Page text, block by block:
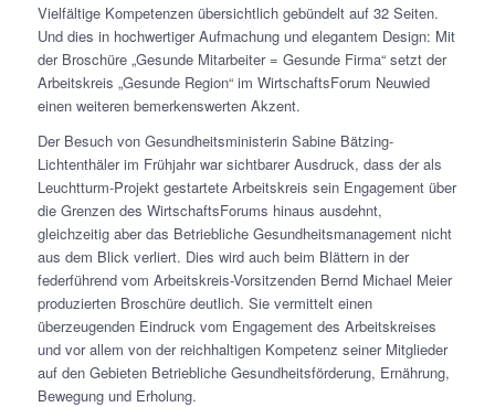
Vielfältige Kompetenzen übersichtlich gebündelt auf 32 Seiten.
Und dies in hochwertiger Aufmachung und elegantem Design: Mit
der Broschüre „Gesunde Mitarbeiter = Gesunde Firma“ setzt der
Arbeitskreis „Gesunde Region“ im WirtschaftsForum Neuwied
einen weiteren bemerkenswerten Akzent.
Der Besuch von Gesundheitsministerin Sabine Bätzing-
Lichtenthäler im Frühjahr war sichtbarer Ausdruck, dass der als
Leuchtturm-Projekt gestartete Arbeitskreis sein Engagement über
die Grenzen des WirtschaftsForums hinaus ausdehnt,
gleichzeitig aber das Betriebliche Gesundheitsmanagement nicht
aus dem Blick verliert. Dies wird auch beim Blättern in der
federführend vom Arbeitskreis-Vorsitzenden Bernd Michael Meier
produzierten Broschüre deutlich. Sie vermittelt einen
überzeugenden Eindruck vom Engagement des Arbeitskreises
und vor allem von der reichhaltigen Kompetenz seiner Mitglieder
auf den Gebieten Betriebliche Gesundheitsförderung, Ernährung,
Bewegung und Erholung.